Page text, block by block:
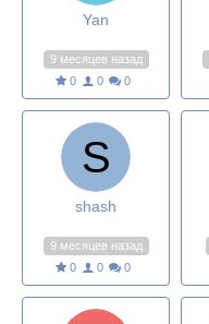
Yan
9 месяцев назад
0
0 0
shash
9 месяцев назад
0
0 0